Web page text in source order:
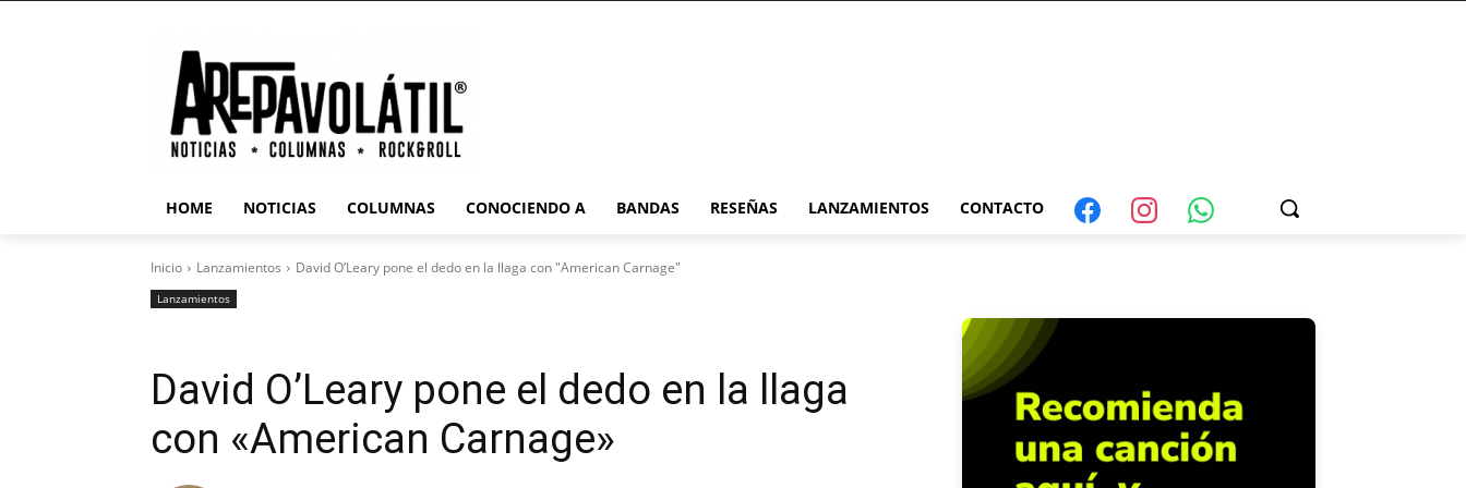
HOME NOTICIAS COLUMNAS CONOCIENDO A BANDAS RESEÑAS LANZAMIENTOS CONTACTO
Inicio Lanzamientos David O’Leary pone el dedo en la llaga con "American Carnage"
Lanzamientos
David O’Leary pone el dedo en la llaga
con «American Carnage»